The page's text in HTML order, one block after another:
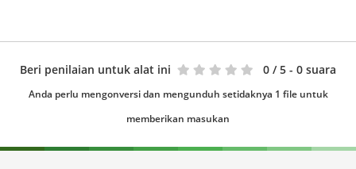
Beri penilaian untuk alat ini 0 / 5 - 0 suara
Anda perlu mengonversi dan mengunduh setidaknya 1 file untuk
memberikan masukan